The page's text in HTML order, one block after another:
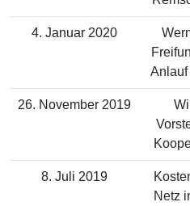
4. Januar 2020
Anlauf
26. November 2019
8. Juli 2019
Netz